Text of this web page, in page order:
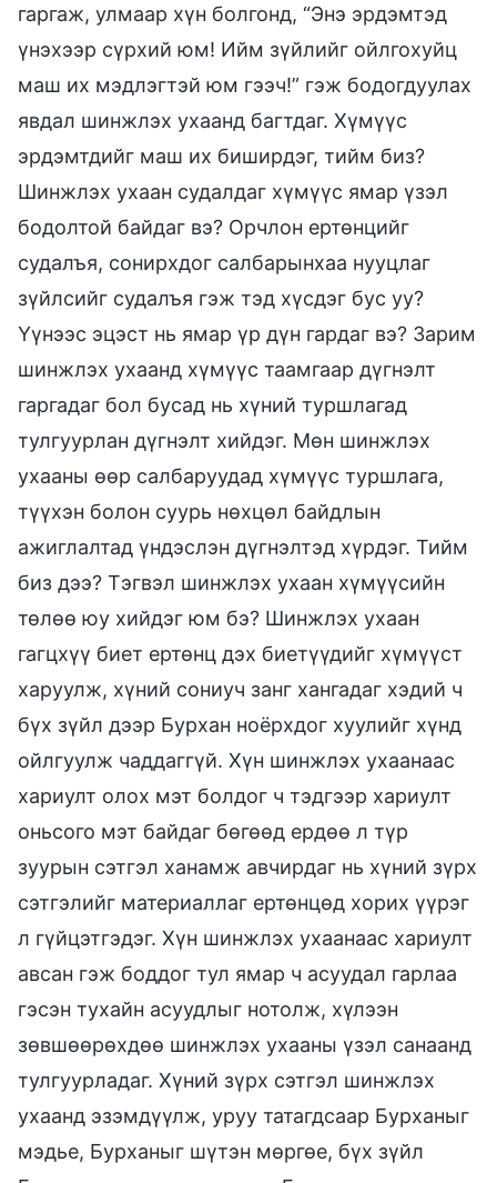
гаргаж, улмаар хүн болгонд, “Энэ эрдэмтэд
үнэхээр сүрхий юм! Ийм зүйлийг ойлгохуйц
маш их мэдлэгтэй юм гээч!” гэж бодогдуулах
явдал шинжлэх ухаанд багтдаг. Хүмүүс
эрдэмтдийг маш их биширдэг, тийм биз?
Шинжлэх ухаан судалдаг хүмүүс ямар үзэл
бодолтой байдаг вэ? Орчлон ертөнцийг
судалъя, сонирхдог салбарынхаа нууцлаг
зүйлсийг судалъя гэж тэд хүсдэг бус уу?
Үүнээс эцэст нь ямар үр дүн гардаг вэ? Зарим
шинжлэх ухаанд хүмүүс таамгаар дүгнэлт
гаргадаг бол бусад нь хүний туршлагад
тулгуурлан дүгнэлт хийдэг. Мөн шинжлэх
ухааны өөр салбаруудад хүмүүс туршлага,
түүхэн болон суурь нөхцөл байдлын
ажиглалтад үндэслэн дүгнэлтэд хүрдэг. Тийм
биз дээ? Тэгвэл шинжлэх ухаан хүмүүсийн
төлөө юу хийдэг юм бэ? Шинжлэх ухаан
гагцхүү биет ертөнц дэх биетүүдийг хүмүүст
харуулж, хүний сониуч занг хангадаг хэдий ч
бүх зүйл дээр Бурхан ноёрхдог хуулийг хүнд
ойлгуулж чаддаггүй. Хүн шинжлэх ухаанаас
хариулт олох мэт болдог ч тэдгээр хариулт
оньсого мэт байдаг бөгөөд ердөө л түр
зуурын сэтгэл ханамж авчирдаг нь хүний зүрх
сэтгэлийг материаллаг ертөнцөд хорих үүрэг
л гүйцэтгэдэг. Хүн шинжлэх ухаанаас хариулт
авсан гэж боддог тул ямар ч асуудал гарлаа
гэсэн тухайн асуудлыг нотолж, хүлээн
зөвшөөрөхдөө шинжлэх ухааны үзэл санаанд
тулгуурладаг. Хүний зүрх сэтгэл шинжлэх
ухаанд эзэмдүүлж, уруу татагдсаар Бурханыг
мэдье, Бурханыг шүтэн мөргөе, бүх зүйл